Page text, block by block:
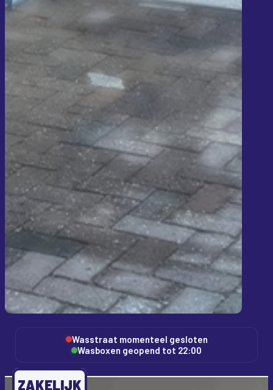
Wasstraat momenteel gesloten
Wasboxen geopend tot 22:00
ZAKELIJK